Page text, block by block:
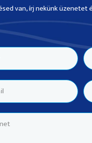
van, írj nekünk üzenetet